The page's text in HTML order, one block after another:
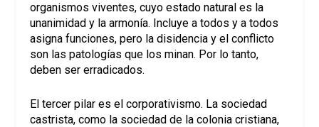
organismos viventes, cuyo estado natural es la
unanimidad y la armonía. Incluye a todos y a todos
asigna funciones, pero la disidencia y el conflicto
son las patologías que los minan. Por lo tanto,
deben ser erradicados.
El tercer pilar es el corporativismo. La sociedad
castrista, como la sociedad de la colonia cristiana,